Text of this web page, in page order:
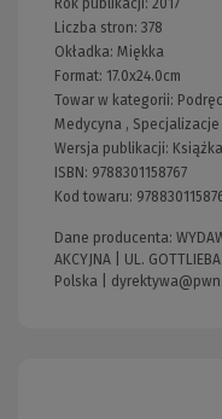
Liczba stron: 378
Okładka: Miękka
Format: 17.0x24.0cm
Towar w kategorii:
Medycyna ,
Wersja publikacji:
ISBN: 9788301158767
Kod towaru:
Dane producenta:
AKCYJNA | UL.
Polska |